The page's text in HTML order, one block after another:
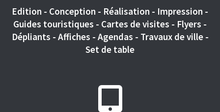
Edition - Conception - Réalisation - Impression -
Guides touristiques - Cartes de visites - Flyers -
Dépliants - Affiches - Agendas - Travaux de ville -
Set de table